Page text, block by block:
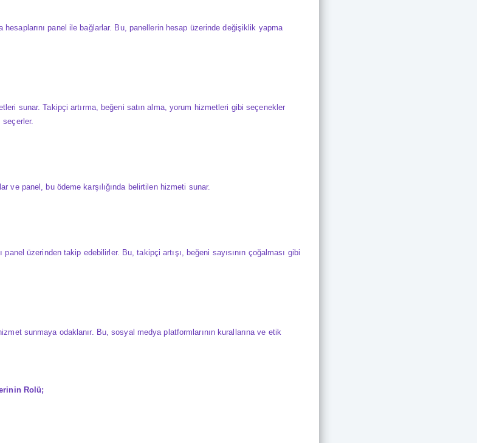
panel ile bağlarlar. Bu, panellerin hesap üzerinde değişiklik yapma
sunar. Takipçi artırma, beğeni satın alma, yorum hizmetleri gibi seçenekler
seçerler.
ve panel, bu ödeme karşılığında belirtilen hizmeti sunar.
panel üzerinden takip edebilirler. Bu, takipçi artışı, beğeni sayısının çoğalması gibi
sunmaya odaklanır. Bu, sosyal medya platformlarının kurallarına ve etik
Rolü;